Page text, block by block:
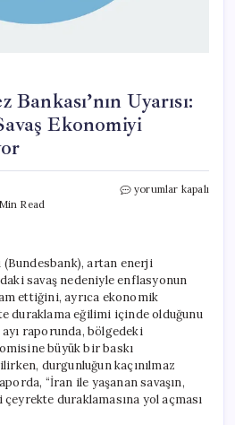
Uyarısı:
Ekonomiyi
Read
Almanya
Krizi
ve
Savaş
Ekonomiyi
Olumsuz
yorumlar kapalı
(Bundesbank), artan enerji
savaş nedeniyle enflasyonun
ettiğini, ayrıca ekonomik
duraklama eğilimi içinde olduğunu
ayı raporunda, bölgedeki
büyük bir baskı
durgunluğun kaçınılmaz
“İran ile yaşanan savaşın,
duraklamasına yol açması